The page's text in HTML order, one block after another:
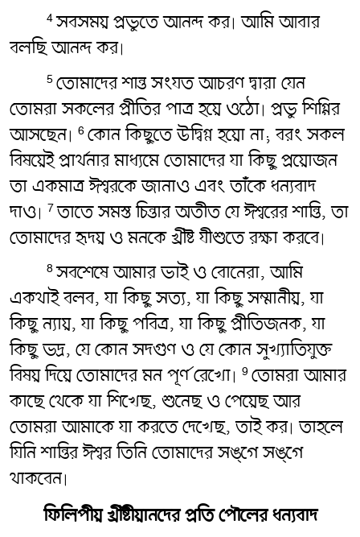
4সবসময় প্রভুতে আনন্দ কর৷ আমি আবার
বলছি আনন্দ কর৷
5 তোমাদের শান্ত সংযত আচরণ দ্বারা যেন
তোমরা সকলের প্রীতির পাত্র হয়ে ওঠো৷ প্রভু শিগ্গির
আসছেন৷ 6 কোন কিছুতে উদ্বিগ্ন হয়ো না; বরং সকল
বিষয়েই প্রার্থনার মাধ্যমে তোমাদের যা কিছু প্রয়োজন
তা একমাত্র ঈশ্বরকে জানাও এবং তাঁকে ধন্যবাদ
দাও৷ 7তাতে সমস্ত চিন্তার অতীত যে ঈশ্বরের শান্তি, তা
তোমাদের হৃদয় ও মনকে খ্রীষ্ট যীশুতে রক্ষা করবে৷
8সবশেষে আমার ভাই ও বোনেরা, আমি
একথাই বলব, যা কিছু সত্য, যা কিছু সম্মানীয়, যা
কিছু ন্যায়, যা কিছু পবিত্র, যা কিছু প্রীতিজনক, যা
কিছু ভদ্র, যে কোন সদগুণ ও যে কোন সুখ্যাতিযুক্ত
বিষয় দিয়ে তোমাদের মন পূর্ণ রেখো৷ 9 তোমরা আমার
কাছে থেকে যা শিখেছ, শুনেছ ও পেয়েছ আর
তোমরা আমাকে যা করতে দেখেছ, তাই কর৷ তাহলে
যিনি শান্তির ঈশ্বর তিনি তোমাদের সঙ্গে সঙ্গে
থাকবেন৷
ফিলিপীয় খ্রীষ্টীয়ানদের প্রতি পৌলের ধন্যবাদ